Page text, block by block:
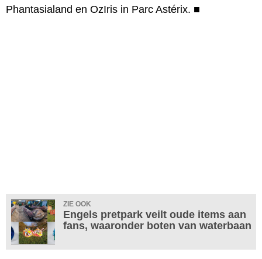
Phantasialand en OzIris in Parc Astérix. ■
ZIE OOK
Engels pretpark veilt oude items aan
fans, waaronder boten van waterbaan